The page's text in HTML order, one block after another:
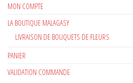
MON COMPTE
LA BOUTIQUE MALAGASY
LIVRAISON DE BOUQUETS DE FLEURS
PANIER
VALIDATION COMMANDE